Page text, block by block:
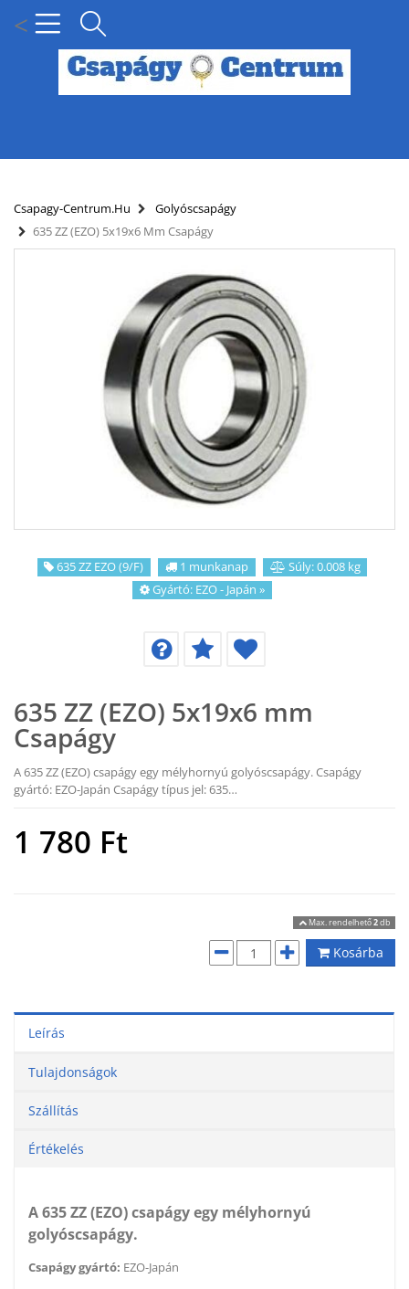
<
MENÜ
KÍNÁLATUNK
HÍREK
HOGYAN KERESSEN CSAPÁGY MÉRET SZERINT?
SZÁLLÍTÁSI INFORMÁCIÓK
PARTNERI KEDVEZMÉNYEK
Csapagy-Centrum.hu
Golyóscsapágy
635 ZZ (EZO) 5x19x6 Mm Csapágy
635 ZZ EZO (9/F) 1 munkanap
Súly: 0.008 kg
Gyártó: EZO - Japán »
635 ZZ (EZO) 5x19x6 mm
Csapágy
A 635 ZZ (EZO) csapágy egy mélyhornyú golyóscsapágy. Csapágy
gyártó: EZO-Japán Csapágy típus jel: 635…
1 780 Ft
Max. rendelhető2db
Kosárba
Leírás
Tulajdonságok
Szállítás
Értékelés
A 635 ZZ (EZO) csapágy egy mélyhornyú
golyóscsapágy.
Csapágy gyártó: EZO-Japán